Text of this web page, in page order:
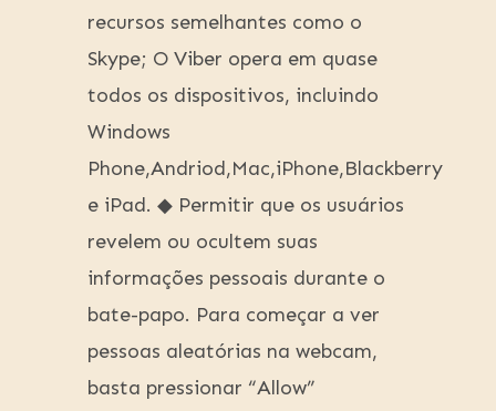
recursos semelhantes como o
Skype; O Viber opera em quase
todos os dispositivos, incluindo
Windows
Phone,Andriod,Mac,iPhone,Blackberry
e iPad. ◆ Permitir que os usuários
revelem ou ocultem suas
informações pessoais durante o
bate-papo. Para começar a ver
pessoas aleatórias na webcam,
basta pressionar “Allow”